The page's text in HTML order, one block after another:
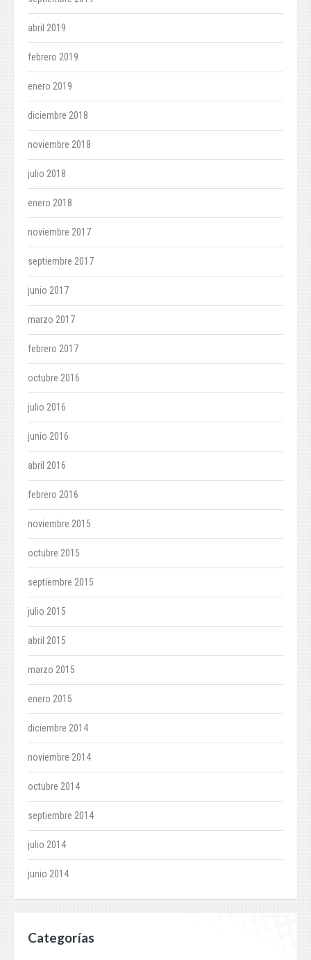
abril 2019
febrero 2019
enero 2019
diciembre 2018
noviembre 2018
julio 2018
enero 2018
noviembre 2017
septiembre 2017
junio 2017
marzo 2017
febrero 2017
octubre 2016
julio 2016
junio 2016
abril 2016
febrero 2016
noviembre 2015
octubre 2015
septiembre 2015
julio 2015
abril 2015
marzo 2015
enero 2015
diciembre 2014
noviembre 2014
octubre 2014
septiembre 2014
julio 2014
junio 2014
Categorías